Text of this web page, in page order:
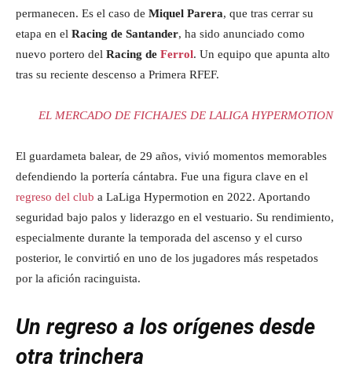
permanecen. Es el caso de Miquel Parera, que tras cerrar su
etapa en el Racing de Santander, ha sido anunciado como
nuevo portero del Racing de Ferrol. Un equipo que apunta alto
tras su reciente descenso a Primera RFEF.
EL MERCADO DE FICHAJES DE LALIGA HYPERMOTION
El guardameta balear, de 29 años, vivió momentos memorables
defendiendo la portería cántabra. Fue una figura clave en el
regreso del club a LaLiga Hypermotion en 2022. Aportando
seguridad bajo palos y liderazgo en el vestuario. Su rendimiento,
especialmente durante la temporada del ascenso y el curso
posterior, le convirtió en uno de los jugadores más respetados
por la afición racinguista.
Un regreso a los orígenes desde
otra trinchera